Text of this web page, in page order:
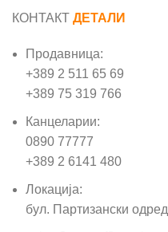
КОНТАКТ ДЕТАЛИ
Продавница:
+389 2 511 65 69
+389 75 319 766
Канцеларии:
0890 77777
+389 2 6141 480
Локација:
бул. Партизански